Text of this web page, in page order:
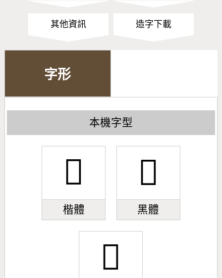
其他資訊 造字下載
字形
本機字型
𧭪
楷體
𧭪
黑體
𧭪